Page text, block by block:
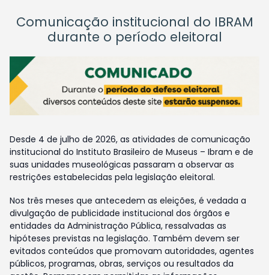
Comunicação institucional do IBRAM
durante o período eleitoral
Desde 4 de julho de 2026, as atividades de comunicação
institucional do Instituto Brasileiro de Museus – Ibram e de
suas unidades museológicas passaram a observar as
restrições estabelecidas pela legislação eleitoral.
Nos três meses que antecedem as eleições, é vedada a
divulgação de publicidade institucional dos órgãos e
entidades da Administração Pública, ressalvadas as
hipóteses previstas na legislação. Também devem ser
evitados conteúdos que promovam autoridades, agentes
públicos, programas, obras, serviços ou resultados da